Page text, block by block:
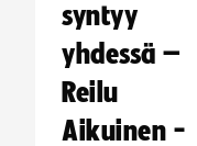
syntyy
yhdessä –
Reilu
Aikuinen -